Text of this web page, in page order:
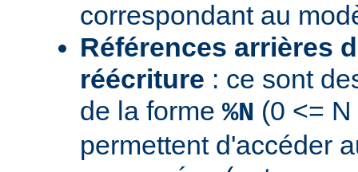
correspondant au
Références arrières
réécriture : ce sont
de la forme %N (0 <=
permettent d'accéder